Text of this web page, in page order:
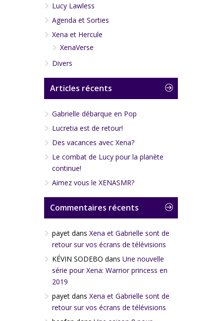
Lucy Lawless
Agenda et Sorties
Xena et Hercule
XenaVerse
Divers
Articles récents
Gabrielle débarque en Pop
Lucretia est de retour!
Des vacances avec Xena?
Le combat de Lucy pour la planète
continue!
Aimez vous le XENASMR?
Commentaires récents
payet dans Xena et Gabrielle sont de
retour sur vos écrans de télévisions
KÉVIN SODEBO dans Une nouvelle
série pour Xena: Warrior princess en
2019
payet dans Xena et Gabrielle sont de
retour sur vos écrans de télévisions